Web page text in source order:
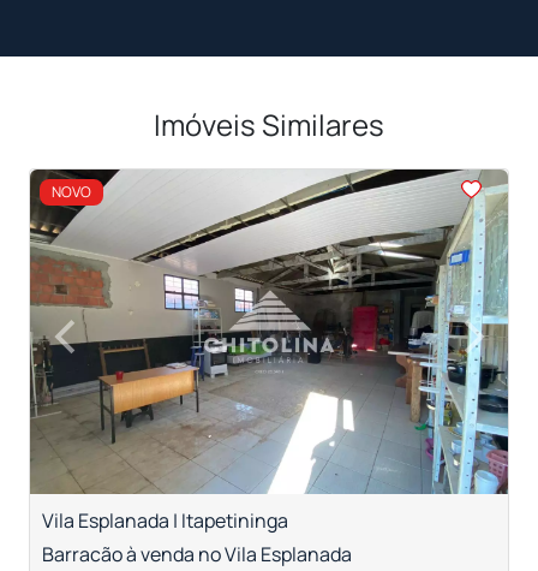
Imóveis Similares
NOVO
<<<<
‹Previous ›
Next
Vila Esplanada | Itapetininga
Barracão à venda no Vila Esplanada